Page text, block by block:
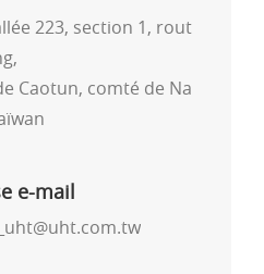
223, section 1, rout
Caotun, comté de Na
e-mail